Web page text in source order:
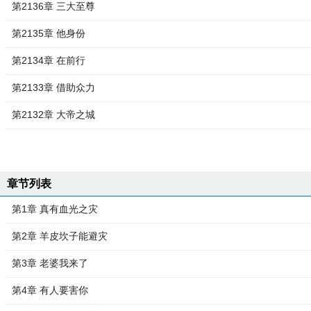
第2136章 三大至尊
第2135章 他身份
第2134章 在前行
第2133章 借助众力
第2132章 大帝之城
章节列表
第1章 真有血光之灾
第2章 羊皮坎子能避灾
第3章 老婆我来了
第4章 有人要害你